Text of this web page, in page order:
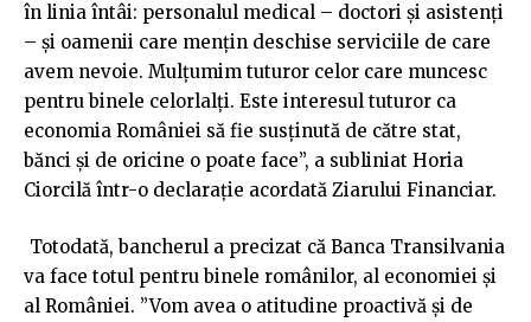
în linia întâi: personalul medical – doctori şi asistenţi
– şi oamenii care menţin deschise serviciile de care
avem nevoie. Mulţumim tuturor celor care muncesc
pentru binele celorlalţi. Este interesul tuturor ca
economia României să fie susţinută de către stat,
bănci şi de oricine o poate face”, a subliniat Horia
Ciorcilă într-o declaraţie acordată Ziarului Financiar.
Totodată, bancherul a precizat că Banca Transilvania
va face totul pentru binele românilor, al economiei şi
al României. ”Vom avea o atitudine proactivă şi de